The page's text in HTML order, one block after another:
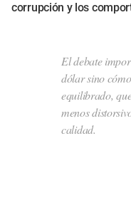
corrupción y los
El debate
dólar sino
equilibrado,
menos
calidad.